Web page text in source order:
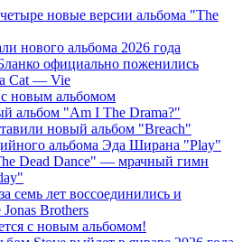
новые версии альбома "The
нового альбома 2026 года
официально поженились
Cat — Vie
новым альбомом
альбом "Am I The Drama?"
новый альбом "Breach"
альбома Эда Ширана "Play"
Dead Dance" — мрачный гимн
семь лет воссоединились и
Brothers
с новым альбомом!